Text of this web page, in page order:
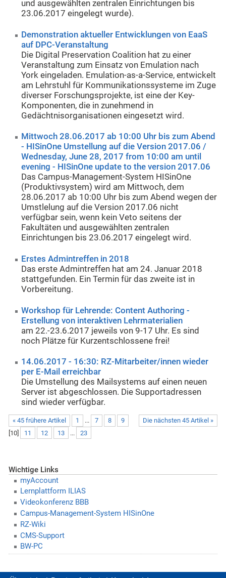
und ausgewählten zentralen Einrichtungen bis
23.06.2017 eingelegt wurde).
Demonstration aktueller Entwicklungen von EaaS
auf DPC-Veranstaltung
Die Digital Preservation Coalition hat zu einer
Veranstaltung zum Einsatz von Emulation nach
York eingeladen. Emulation-as-a-Service, entwickelt
am Lehrstuhl für Kommunikationssysteme im Zuge
diverser Forschungsprojekte, ist eine der Key-
Komponenten, die in zunehmend in
Gedächtnisorganisationen eingesetzt wird.
Mittwoch 28.06.2017 ab 10:00 Uhr bis zum Abend
- HISinOne Umstellung auf die Version 2017.06 /
Wednesday, June 28, 2017 from 10:00 am until
evening - HISinOne update to the version 2017.06
Das Campus-Management-System HISinOne
(Produktivsystem) wird am Mittwoch, dem
28.06.2017 ab 10:00 Uhr bis zum Abend wegen der
Umstlelung auf die Version 2017.06 nicht
verfügbar sein, wenn kein Veto seitens der
Fakultäten und ausgewählten zentralen
Einrichtungen bis 23.06.2017 eingelegt wird.
Erstes Admintreffen in 2018
Das erste Admintreffen hat am 24. Januar 2018
stattgefunden. Ein Termin für das zweite ist in
Vorbereitung.
Workshop für Lehrende: Content Authoring -
Erstellung von interaktiven Lehrmaterialien
am 22.-23.6.2017 jeweils von 9-17 Uhr. Es sind
noch Plätze für Kurzentschlossene frei!
14.06.2017 - 16:30: RZ-Mitarbeiter/innen wieder
per E-Mail erreichbar
Die Umstellung des Mailsystems auf einen neuen
Server ist abgeschlossen. Die Supportadressen
sind wieder verfügbar.
« 45 frühere Artikel Die nächsten 45 Artikel »
1 ... 7 8
9
[10] 11 12 13 ... 23
Wichtige Links
myAccount
Lernplattform ILIAS
Videokonferenz BBB
Campus-Management-System HISinOne
RZ-Wiki
CMS-Support
BW-PC